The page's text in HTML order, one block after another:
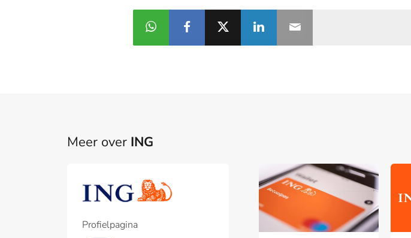
Meer over ING
Profielpagina